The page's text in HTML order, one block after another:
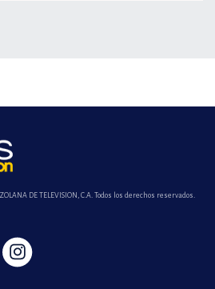
DE TELEVISION, C.A. Todos los derechos reservados.